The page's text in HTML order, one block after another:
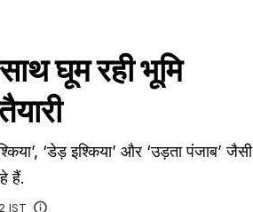
घूम रही भूमि
‘डेड़ इश्किया’ और ‘उड़ता पंजाब’ जैसी
हैं.
IST